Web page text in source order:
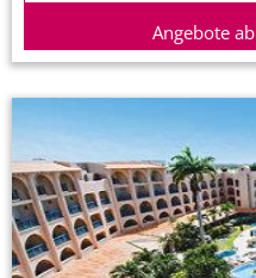
Angebote ab